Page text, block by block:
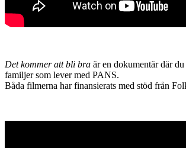
Det kommer att bli bra är en dokumentär där
familjer som lever med PANS.
Båda filmerna har finansierats med stöd från